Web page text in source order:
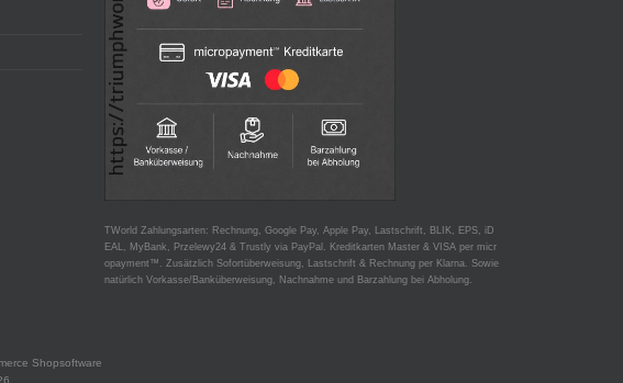
TWorld Zahlungsarten: Rechnung, Google Pay, Apple Pay, Lastschrift, BLIK, EPS, iD
EAL, MyBank, Przelewy24 & Trustly via PayPal. Kreditkarten Master & VISA per micr
opayment™. Zusätzlich Sofortüberweisung, Lastschrift & Rechnung per Klarna. Sowie
natürlich Vorkasse/Banküberweisung, Nachnahme und Barzahlung bei Abholung.
Shopsoftware